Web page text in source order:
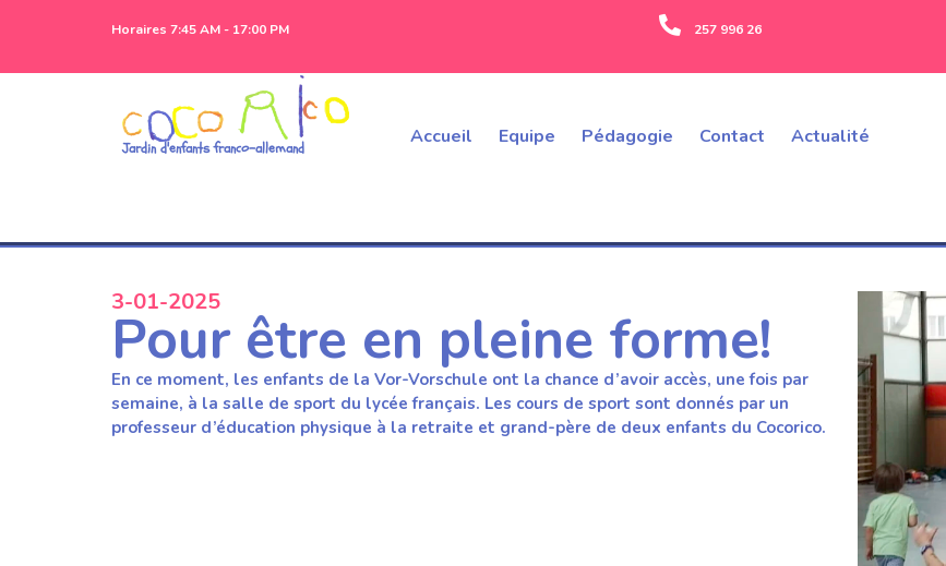
257 996 26
Horaires 7:45 AM - 17:00 PM
Jardin d'enfants franco-allemand Accueil Equipe Pédagogie Contact Actualité
3-01-2025
Pour être en pleine forme!
En ce moment, les enfants de la Vor-Vorschule ont la chance d’avoir accès, une fois par
semaine, à la salle de sport du lycée français. Les cours de sport sont donnés par un
professeur d’éducation physique à la retraite et grand-père de deux enfants du Cocorico.